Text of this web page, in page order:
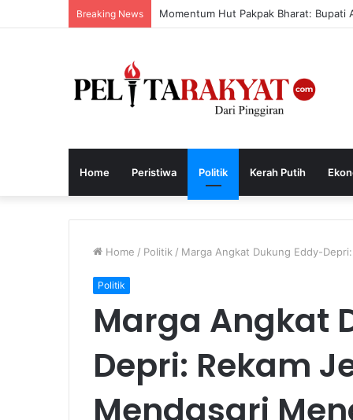
Breaking News Momentum Hut Pakpak Bharat: Bupati
Home Peristiwa Politik Kerah Putih
Home / Politik / Marga Angkat Dukung Eddy-
Politik
Marga Angkat
Depri: Rekam
Mendasari